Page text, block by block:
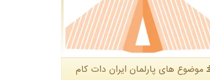
موضوع های پارلمان ایران دات كام